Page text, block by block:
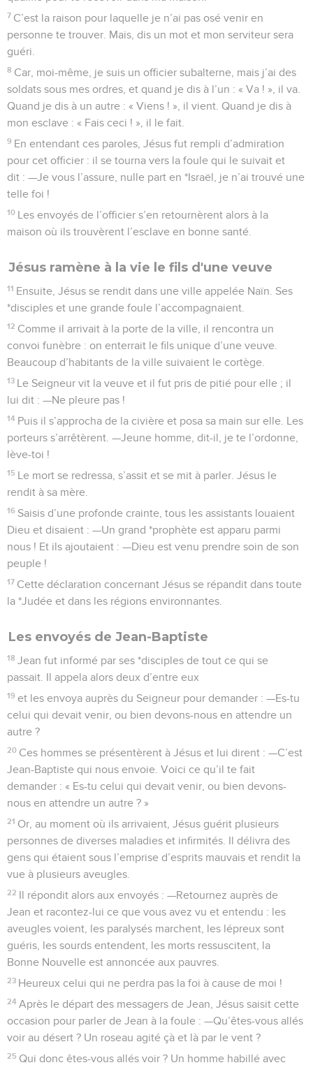
7 C’est la raison pour laquelle je n’ai pas osé venir en
personne te trouver. Mais, dis un mot et mon serviteur sera
guéri.
8 Car, moi-même, je suis un officier subalterne, mais j’ai des
soldats sous mes ordres, et quand je dis à l’un : « Va ! », il va.
Quand je dis à un autre : « Viens ! », il vient. Quand je dis à
mon esclave : « Fais ceci ! », il le fait.
9 En entendant ces paroles, Jésus fut rempli d’admiration
pour cet officier : il se tourna vers la foule qui le suivait et
dit : —Je vous l’assure, nulle part en *Israël, je n’ai trouvé une
telle foi !
10 Les envoyés de l’officier s’en retournèrent alors à la
maison où ils trouvèrent l’esclave en bonne santé.
Jésus ramène à la vie le fils d'une veuve
11 Ensuite, Jésus se rendit dans une ville appelée Naïn. Ses
*disciples et une grande foule l’accompagnaient.
12 Comme il arrivait à la porte de la ville, il rencontra un
convoi funèbre : on enterrait le fils unique d’une veuve.
Beaucoup d’habitants de la ville suivaient le cortège.
13 Le Seigneur vit la veuve et il fut pris de pitié pour elle ; il
lui dit : —Ne pleure pas !
14 Puis il s’approcha de la civière et posa sa main sur elle. Les
porteurs s’arrêtèrent. —Jeune homme, dit-il, je te l’ordonne,
lève-toi !
15 Le mort se redressa, s’assit et se mit à parler. Jésus le
rendit à sa mère.
16 Saisis d’une profonde crainte, tous les assistants louaient
Dieu et disaient : —Un grand *prophète est apparu parmi
nous ! Et ils ajoutaient : —Dieu est venu prendre soin de son
peuple !
17 Cette déclaration concernant Jésus se répandit dans toute
la *Judée et dans les régions environnantes.
Les envoyés de Jean-Baptiste
18 Jean fut informé par ses *disciples de tout ce qui se
passait. Il appela alors deux d’entre eux
19 et les envoya auprès du Seigneur pour demander : —Es-tu
celui qui devait venir, ou bien devons-nous en attendre un
autre ?
20 Ces hommes se présentèrent à Jésus et lui dirent : —C’est
Jean-Baptiste qui nous envoie. Voici ce qu’il te fait
demander : « Es-tu celui qui devait venir, ou bien devons-
nous en attendre un autre ? »
21 Or, au moment où ils arrivaient, Jésus guérit plusieurs
personnes de diverses maladies et infirmités. Il délivra des
gens qui étaient sous l’emprise d’esprits mauvais et rendit la
vue à plusieurs aveugles.
22 Il répondit alors aux envoyés : —Retournez auprès de
Jean et racontez-lui ce que vous avez vu et entendu : les
aveugles voient, les paralysés marchent, les lépreux sont
guéris, les sourds entendent, les morts ressuscitent, la
Bonne Nouvelle est annoncée aux pauvres.
23 Heureux celui qui ne perdra pas la foi à cause de moi !
24 Après le départ des messagers de Jean, Jésus saisit cette
occasion pour parler de Jean à la foule : —Qu’êtes-vous allés
voir au désert ? Un roseau agité çà et là par le vent ?
25 Qui donc êtes-vous allés voir ? Un homme habillé avec